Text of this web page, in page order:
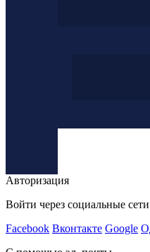
Авторизация
Войти через социальные сети
Facebook Вконтакте Google